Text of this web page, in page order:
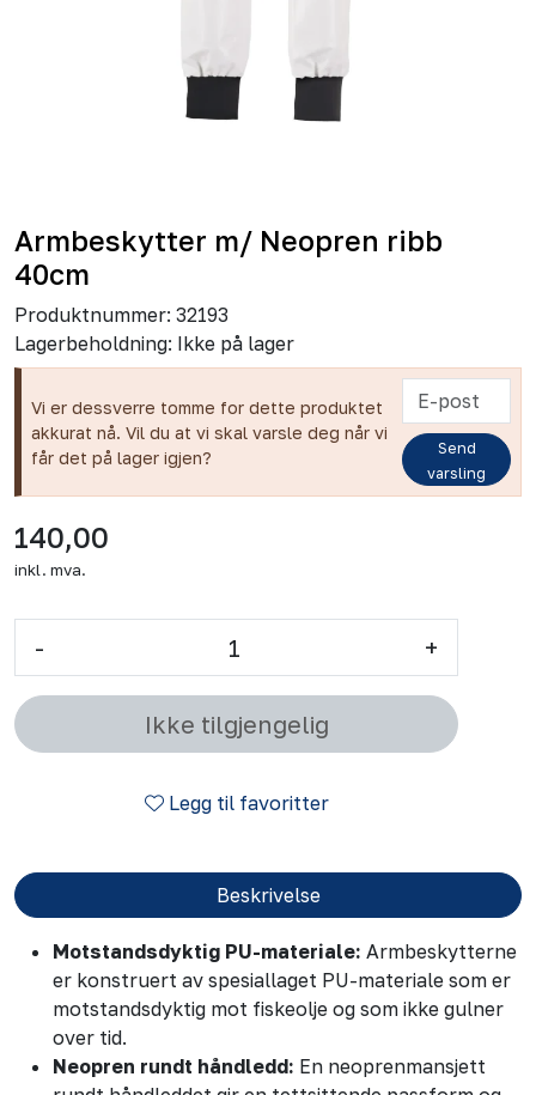
Armbeskytter m/ Neopren ribb
40cm
Produktnummer: 32193
Lagerbeholdning: Ikke på lager
Vi er dessverre tomme for dette produktet
akkurat nå. Vil du at vi skal varsle deg når vi
får det på lager igjen?
Send
varsling
140,00
inkl. mva.
- +
Ikke tilgjengelig
Legg til favoritter
Beskrivelse
Motstandsdyktig PU-materiale: Armbeskytterne
er konstruert av spesiallaget PU-materiale som er
motstandsdyktig mot fiskeolje og som ikke gulner
over tid.
Neopren rundt håndledd: En neoprenmansjett